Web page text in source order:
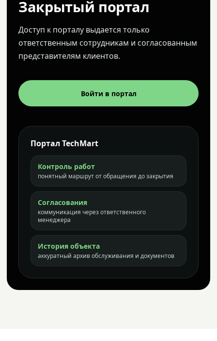
Закрытый портал
Доступ к порталу выдается только
ответственным сотрудникам и согласованным
представителям клиентов.
Войти в портал
Портал TechMart
Контроль работ
понятный маршрут от обращения до закрытия
Согласования
коммуникация через ответственного
менеджера
История объекта
аккуратный архив обслуживания и документов